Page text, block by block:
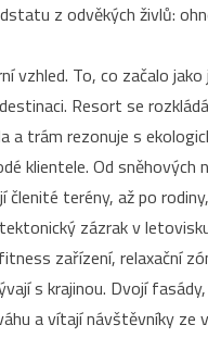
z odvěkých živlů:
vzhled. To, co začalo
Resort se
a trám rezonuje s
klientele. Od
členité terény, až po
zázrak v
zařízení, relaxační
s krajinou. Dvojí
a vítají návštěvníky ze